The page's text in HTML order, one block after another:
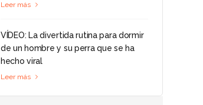
Leer más
VÍDEO: La divertida rutina para dormir
de un hombre y su perra que se ha
hecho viral
Leer más